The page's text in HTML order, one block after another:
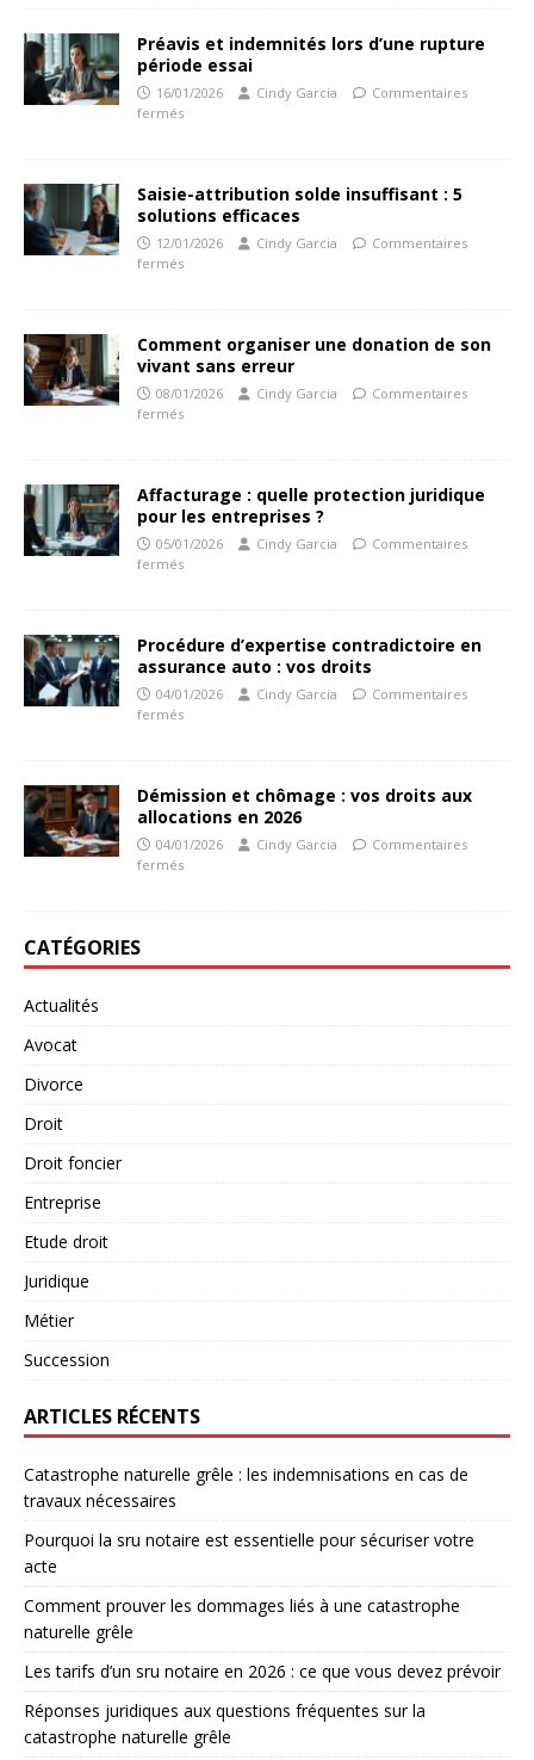
Préavis et indemnités lors d’une rupture
période essai
16/01/2026 Cindy Garcia
Commentaires
fermés
Saisie-attribution solde insuffisant : 5
solutions efficaces
12/01/2026 Cindy Garcia
Commentaires
fermés
Comment organiser une donation de son
vivant sans erreur
08/01/2026 Cindy Garcia
Commentaires
fermés
Affacturage : quelle protection juridique
pour les entreprises ?
05/01/2026 Cindy Garcia
Commentaires
fermés
Procédure d’expertise contradictoire en
assurance auto : vos droits
04/01/2026 Cindy Garcia
Commentaires
fermés
Démission et chômage : vos droits aux
allocations en 2026
04/01/2026 Cindy Garcia
Commentaires
fermés
CATÉGORIES
Actualités
Avocat
Divorce
Droit
Droit foncier
Entreprise
Etude droit
Juridique
Métier
Succession
ARTICLES RÉCENTS
Catastrophe naturelle grêle : les indemnisations en cas de
travaux nécessaires
Pourquoi la sru notaire est essentielle pour sécuriser votre
acte
Comment prouver les dommages liés à une catastrophe
naturelle grêle
Les tarifs d’un sru notaire en 2026 : ce que vous devez prévoir
Réponses juridiques aux questions fréquentes sur la
catastrophe naturelle grêle